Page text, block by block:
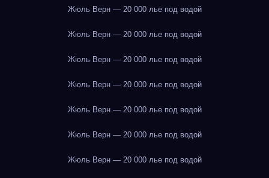
Жюль Верн — 20 000 лье под водой
Жюль Верн — 20 000 лье под водой
Жюль Верн — 20 000 лье под водой
Жюль Верн — 20 000 лье под водой
Жюль Верн — 20 000 лье под водой
Жюль Верн — 20 000 лье под водой
Жюль Верн — 20 000 лье под водой